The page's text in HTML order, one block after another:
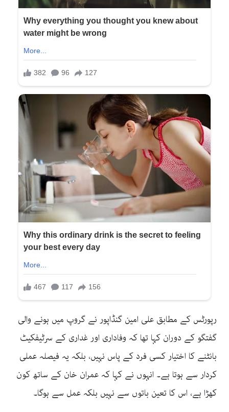
رپورٹس کے مطابق علی امین گنڈاپور نے گروپ میں ہونے والی
گفتگو کے دوران کہا تھا کہ وفاداری اور غداری کے سرٹیفکیٹ
بانٹنے کا اختیار کسی فرد کے پاس نہیں، بلکہ یہ فیصلہ عملی
کردار سے ہوتا ہے۔ انہوں نے کہا کہ عمران خان کے ساتھ کون
کھڑا ہے، اس کا تعین باتوں سے نہیں بلکہ عمل سے ہوگا۔